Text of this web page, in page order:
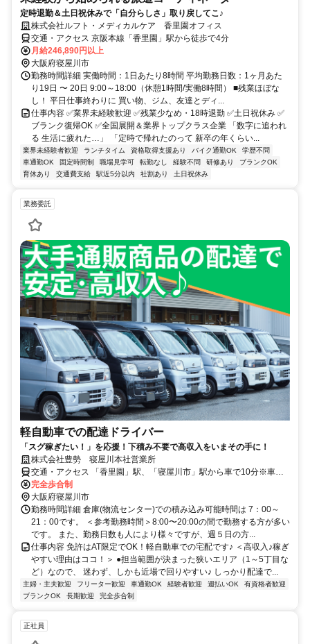
定時退勤＆土日祝休みで「自分らしさ」取り戻してこ♪
株式会社ルフト・メディカルケア 香里園オフィス
交通・アクセス 京阪本線「香里園」駅から徒歩で4分
月給246,890円以上
大阪府寝屋川市
勤務時間詳細 実働時間：1日あたり8時間 平均勤務日数：1ヶ月あた
り19日 〜 20日 9:00～18:00（休憩1時間/実働8時間） ■残業ほぼな
し！ 平日仕事終わりに 買い物、ジム、友達とディ...
仕事内容 ✅業界未経験歓迎 ✅残業少なめ・18時退勤 ✅土日祝休み ✅
ブランク復帰OK ✅全国展開＆業界トップクラス企業 「数字に追われ
る 生活に疲れた…」 「定時で帰れたのって 新卒の年くらい...
業界未経験者歓迎 ランチタイム 資格取得支援あり バイク通勤OK
学歴不問
車通勤OK
固定時間制 職場見学可 転勤なし 経験不問 研修あり
ブランクOK
育休あり
交通費支給 駅近5分以内 社割あり 土日祝休み
業務委託
軽自動車での配達ドライバー
「スグ稼ぎたい！」を応援！下積み不要で高収入をいまその手に！
株式会社豊勢 寝屋川本社営業所
交通・アクセス 「香里園」駅、「寝屋川市」駅から車で10分※車・
バイク通勤OK／駐車場あり
完全歩合制
大阪府寝屋川市
勤務時間詳細 倉庫(物流センター)での積み込み可能時間は 7：00～
21：00です。 ＜参考勤務時間＞8:00〜20:00の間で勤務する方が多い
です。 また、勤務日数も人により様々ですが、週５日の方...
仕事内容 免許はAT限定でOK！軽自動車での宅配です♪ ＜高収入♪稼ぎ
やすい理由はココ！＞ ●担当範囲が決まった狭いエリア（1～5丁目な
ど）なので、 迷わず、しかも近場で回りやすい♪ しっかり配達で...
主婦・主夫歓迎 フリーター歓迎 車通勤OK 経験者歓迎 週払いOK
有資格者歓迎
ブランクOK
長期歓迎 完全歩合制
正社員